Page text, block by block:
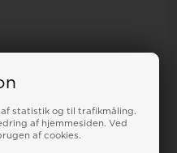
statistik og til trafikmåling.
af hjemmesiden. Ved
af cookies.
i følgende